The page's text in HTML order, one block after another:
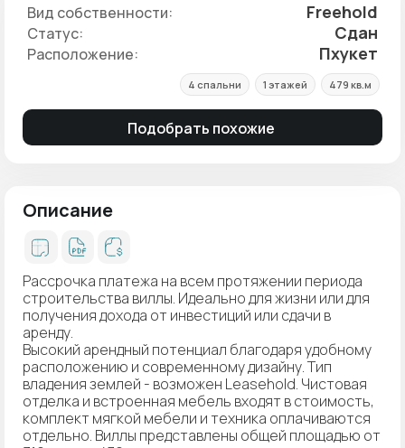
Вид собственности: Freehold
Статус: Сдан
Расположение: Пхукет
4 спальни 1 этажей 479 кв.м
Подобрать похожие
Описание
Рассрочка платежа на всем протяжении периода
строительства виллы. Идеально для жизни или для
получения дохода от инвестиций или сдачи в
аренду.
Высокий арендный потенциал благодаря удобному
расположению и современному дизайну. Тип
владения землей - возможен Leasehold. Чистовая
отделка и встроенная мебель входят в стоимость,
комплект мягкой мебели и техника оплачиваются
отдельно. Виллы представлены общей площадью от